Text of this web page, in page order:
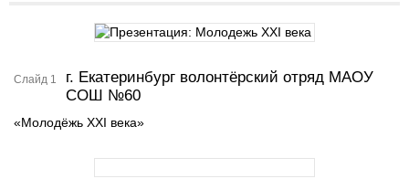
Слайд 1
г. Екатеринбург волонтёрский отряд МАОУ
СОШ №60
«Молодёжь XXI века»